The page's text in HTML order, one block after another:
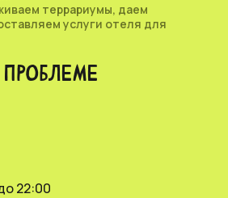
террариумы, даем
услуги отеля для
22:00